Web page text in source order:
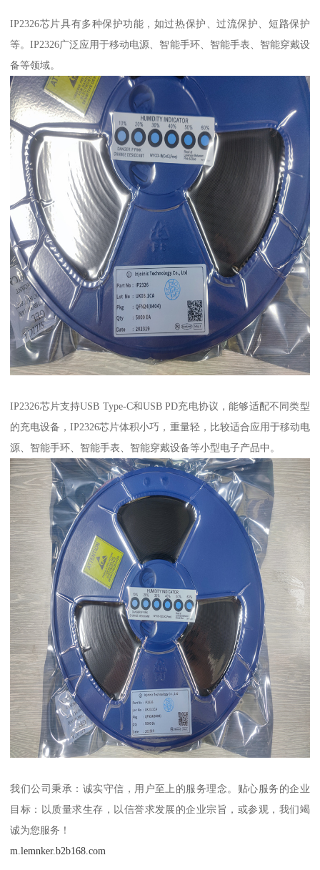
IP2326芯片具有多种保护功能，如过热保护、过流保护、短路保护
等。IP2326广泛应用于移动电源、智能手环、智能手表、智能穿戴设
备等领域。
IP2326芯片支持USB Type-C和USB PD充电协议，能够适配不同类型
的充电设备，IP2326芯片体积小巧，重量轻，比较适合应用于移动电
源、智能手环、智能手表、智能穿戴设备等小型电子产品中。
我们公司秉承：诚实守信，用户至上的服务理念。贴心服务的企业
目标：以质量求生存，以信誉求发展的企业宗旨，或参观，我们竭
诚为您服务！
m.lemnker.b2b168.com